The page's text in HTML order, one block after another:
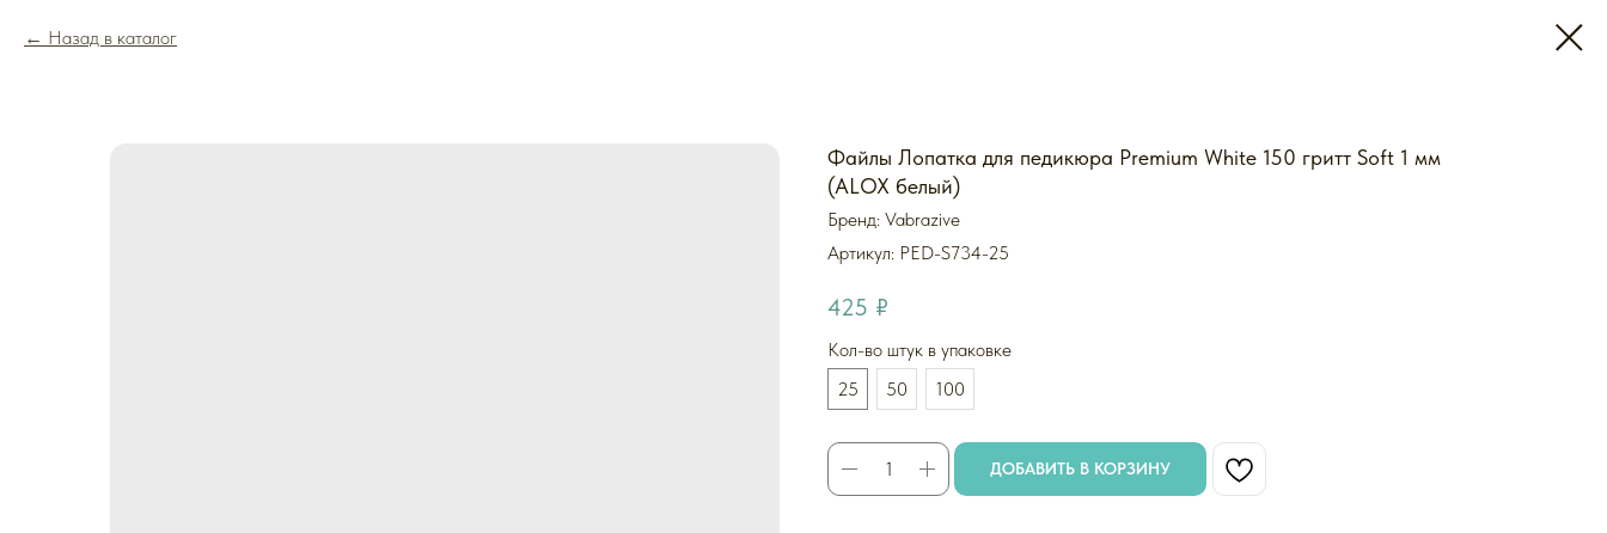
Назад в каталог
Файлы Лопатка для педикюра Premium White 150 гритт Soft 1 мм
(ALOX белый)
Бренд: Vabrazive
Артикул: PED-S734-25
425 ₽
Кол-во штук в упаковке
25
50 100
ДОБАВИТЬ В КОРЗИНУ